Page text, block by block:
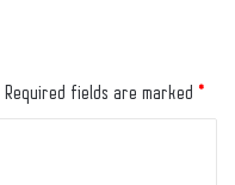
Required fields are marked *